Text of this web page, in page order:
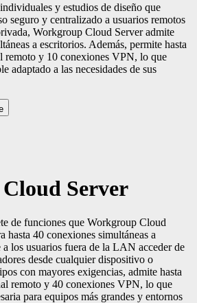
y estudios de diseño que
seguro y centralizado a usuarios remotos
Workgroup Cloud Server admite
a escritorios. Además, permite hasta
remoto y 10 conexiones VPN, lo que
adaptado a las necesidades de sus
Server
de funciones que Workgroup Cloud
hasta 40 conexiones simultáneas a
los usuarios fuera de la LAN acceder de
desde cualquier dispositivo o
con mayores exigencias, admite hasta
remoto y 40 conexiones VPN, lo que
para equipos más grandes y entornos